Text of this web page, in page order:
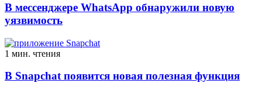
В мессенджере WhatsApp обнаружили новую
уязвимость
1 мин. чтения
В Snapchat появится новая полезная функция